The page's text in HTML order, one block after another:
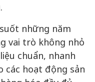
những năm
vai trò không nhỏ
chuẩn, nhanh
các hoạt động sản